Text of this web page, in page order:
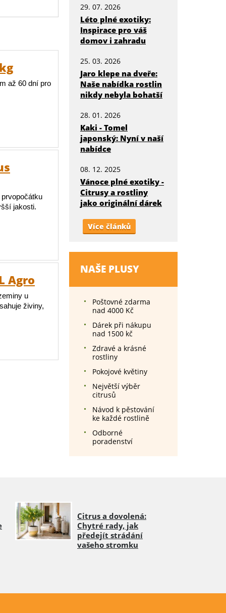
až 60 dní pro
jakosti.
Agro
u
živiny,
29. 07. 2026
Léto plné exotiky:
Inspirace pro váš
domov i zahradu
25. 03. 2026
Jaro klepe na dveře:
Naše nabídka rostlin
nikdy nebyla bohatší
28. 01. 2026
Kaki - Tomel
japonský: Nyní v naší
nabídce
08. 12. 2025
Vánoce plné exotiky -
Citrusy a rostliny
jako originální dárek
Více článků
NAŠE PLUSY
Poštovné zdarma
nad 4000 Kč
Dárek při nákupu
nad 1500 kč
Zdravé a krásné
rostliny
Pokojové květiny
Největší výběr
citrusů
Návod k pěstování
ke každé rostlině
Odborné
poradenství
Citrus a dovolená:
Chytré rady, jak
předejít strádání
vašeho stromku